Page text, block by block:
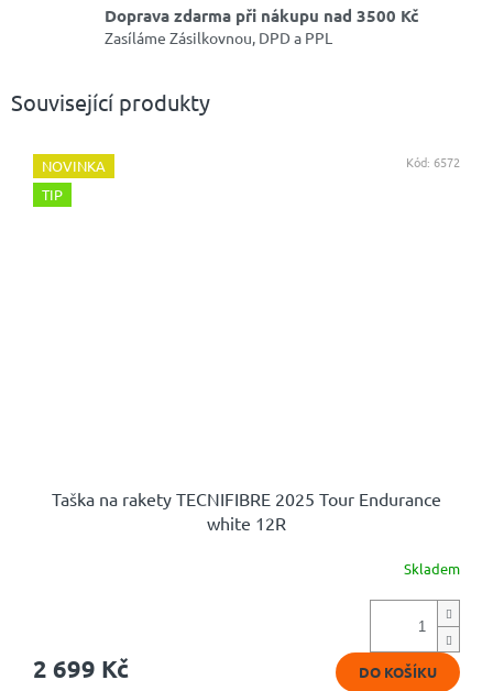
Doprava zdarma při nákupu nad 3500 Kč
Zasíláme Zásilkovnou, DPD a PPL
Související produkty
NOVINKA
TIP
Taška na rakety TECNIFIBRE 2025 Tour Endurance
white 12R
Skladem
2 699 Kč DO KOŠÍKU
Kód: 6572